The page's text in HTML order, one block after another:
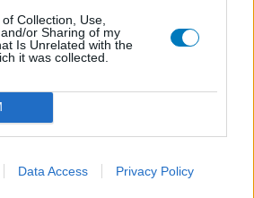
Collection, Use,
or Sharing of my
Is Unrelated with the
it was collected.
Data Access Privacy Policy
car j'étais en dépression, je
Je dois avouer que j'étais assez
n'avais jamais pris d'AD. Mais il m'a
à petit de la motivation de
J'ai essayé d'autres AD avant
qui m'a fait le moins d'effets
les p...lire la suite
0 réactions